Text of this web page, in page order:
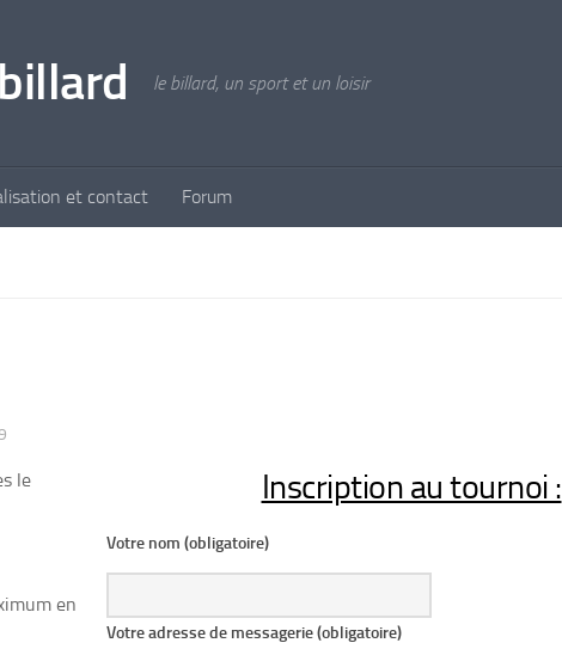
le billard, un sport et un loisir
et contact Forum
le
en
Inscription au tournoi :
Votre nom (obligatoire)
Votre adresse de messagerie (obligatoire)